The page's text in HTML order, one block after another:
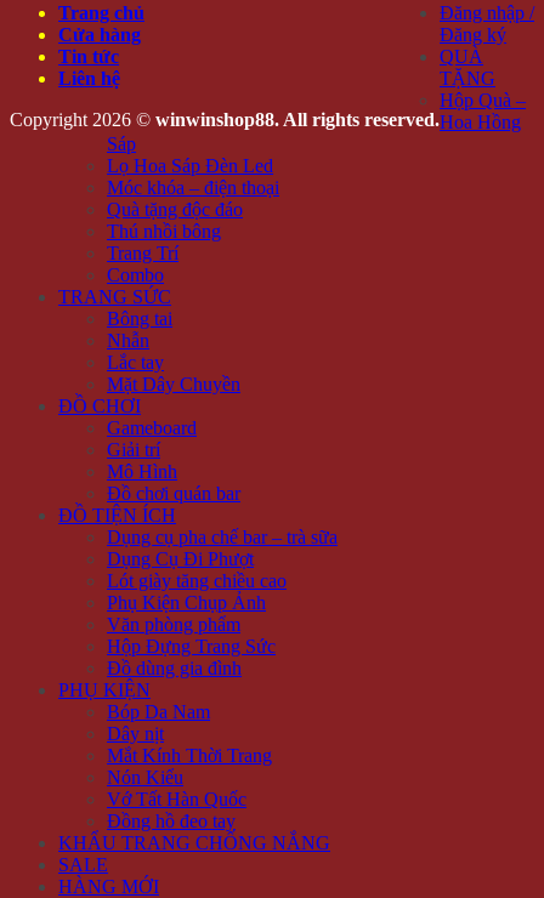
Trang chủ
Cửa hàng
Tin tức
Liên hệ
Copyright 2026 © winwinshop88. All rights reserved.
Đăng nhập /
Đăng ký
QUÀ
TẶNG
Hộp Quà –
Hoa Hồng
Sáp
Lọ Hoa Sáp Đèn Led
Móc khóa – điện thoại
Quà tặng độc đáo
Thú nhồi bông
Trang Trí
Combo
TRANG SỨC
Bông tai
Nhẫn
Lắc tay
Mặt Dây Chuyền
ĐỒ CHƠI
Gameboard
Giải trí
Mô Hình
Đồ chơi quán bar
ĐỒ TIỆN ÍCH
Dụng cụ pha chế bar – trà sữa
Dụng Cụ Đi Phượt
Lót giày tăng chiều cao
Phụ Kiện Chụp Ảnh
Văn phòng phẩm
Hộp Đựng Trang Sức
Đồ dùng gia đình
PHỤ KIỆN
Bóp Da Nam
Dây nịt
Mắt Kính Thời Trang
Nón Kiểu
Vớ Tất Hàn Quốc
Đồng hồ đeo tay
KHẨU TRANG CHỐNG NẮNG
SALE
HÀNG MỚI